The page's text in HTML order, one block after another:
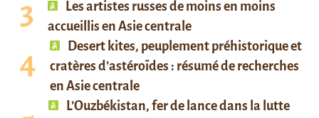
Les artistes russes de moins en moins
accueillis en Asie centrale
Desert kites, peuplement préhistorique et
cratères d’astéroïdes : résumé de recherches
en Asie centrale
L’Ouzbékistan, fer de lance dans la lutte